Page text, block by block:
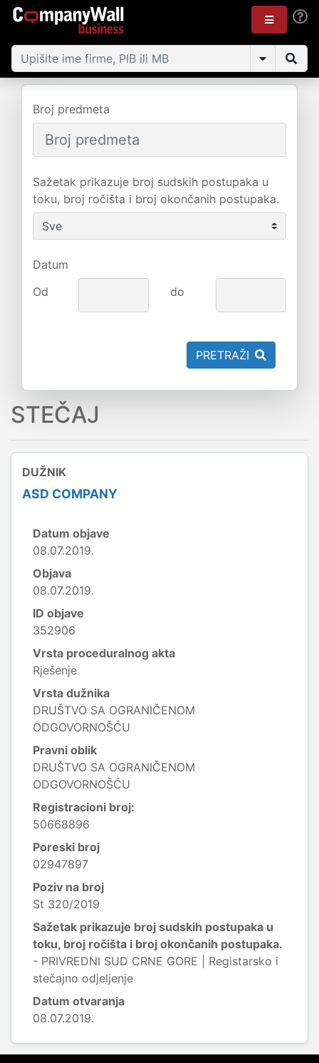
Broj predmeta
Sažetak prikazuje broj sudskih postupaka u
toku, broj ročišta i broj okončanih postupaka.
Datum
Od
do
PRETRAŽI
STEČAJ
DUŽNIK
ASD COMPANY
Datum objave
08.07.2019.
Objava
08.07.2019.
ID objave
352906
Vrsta proceduralnog akta
Rješenje
Vrsta dužnika
DRUŠTVO SA OGRANIČENOM
ODGOVORNOŠĆU
Pravni oblik
DRUŠTVO SA OGRANIČENOM
ODGOVORNOŠĆU
Registracioni broj:
50668896
Poreski broj
02947897
Poziv na broj
St 320/2019
Sažetak prikazuje broj sudskih postupaka u
toku, broj ročišta i broj okončanih postupaka.
- PRIVREDNI SUD CRNE GORE | Registarsko i
stečajno odjeljenje
Datum otvaranja
08.07.2019.